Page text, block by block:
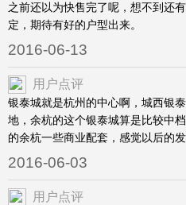
之前还以为快售完了呢，想不到还
定，期待有好的户型出来。
2016-06-13
用户点评
银泰城就是杭州的中心啊，城西银
地，余杭的这个银泰城算是比较中
的余杭一些商业配套，感觉以后的
2016-06-03
用户点评